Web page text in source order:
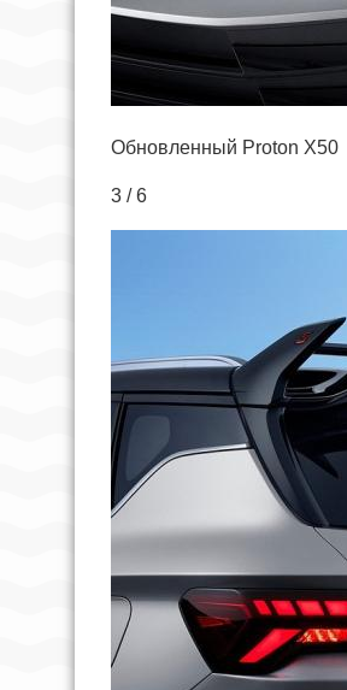
Обновленный Proton X50
3 / 6